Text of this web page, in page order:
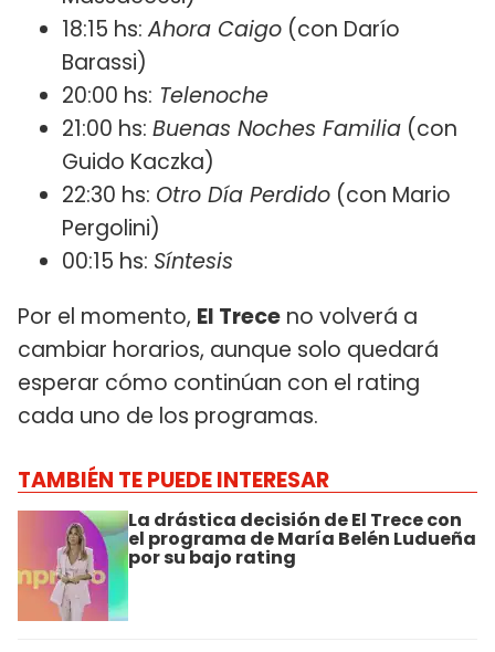
18:15 hs:Ahora Caigo (con Darío
Barassi)
20:00 hs: Telenoche
21:00 hs: Buenas Noches Familia (con
Guido Kaczka)
22:30 hs: Otro Día Perdido (con Mario
Pergolini)
00:15 hs: Síntesis
Por el momento, El Trece no volverá a
cambiar horarios, aunque solo quedará
esperar cómo continúan con el rating
cada uno de los programas.
TAMBIÉN TE PUEDE INTERESAR
La drástica decisión de El Trece con
el programa de María Belén Ludueña
por su bajo rating